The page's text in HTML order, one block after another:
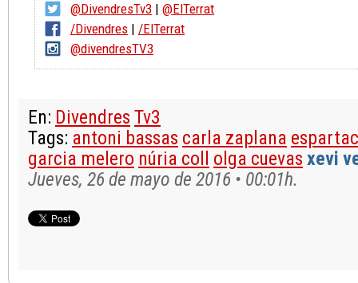
@DivendresTv3 |@ElTerrat
/Divendres |/ElTerrat
@divendresTV3
En: Divendres Tv3
Tags: antoni bassas carla zaplana
garcia melero núria coll olga cuevas xevi
Jueves, 26 de mayo de 2016 • 00:01h.